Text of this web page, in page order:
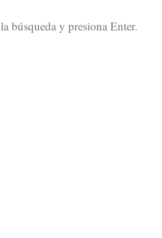
búsqueda y presiona Enter.